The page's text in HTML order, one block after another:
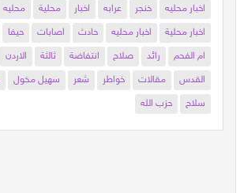
اخبار محليه
خنجر عرابه اخبار محلية
محليه
اخبار محلية
اخبار محليه حادث اصابات حيفا
ام الفحم
رائد صلاح انتفاضة ثالثة الاردن
القدس
مقالات خواطر شعر سهيل مخول
سلاح
حزب الله